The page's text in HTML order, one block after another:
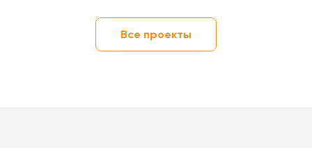
Все проекты